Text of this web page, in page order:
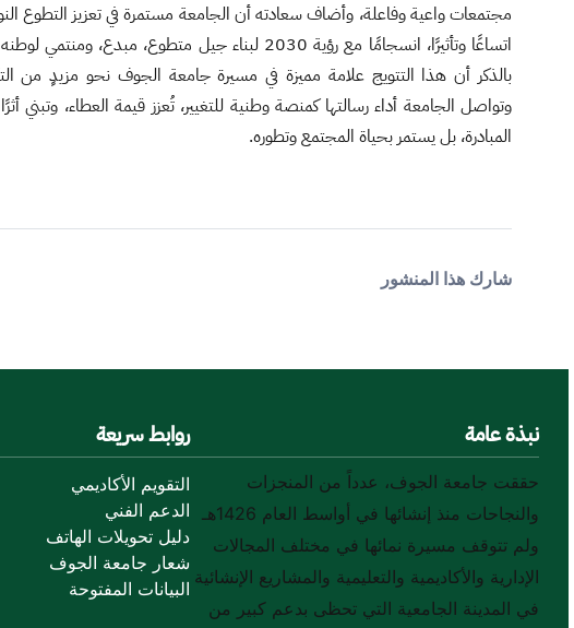
مجتمعات واعية وفاعلة، وأضاف سعادته أن الجامعة مستمرة في تعزيز التطوع
اتساعًا وتأثيرًا، انسجامًا مع رؤية 2030 لبناء جيل متطوع،
بالذكر أن هذا التتويج علامة مميزة في مسيرة جامعة الجوف نحو مزيدٍ من
وتواصل الجامعة أداء رسالتها كمنصة وطنية للتغيير، تُعزز قيمة العطاء، وتبني
المبادرة، بل يستمر بحياة المجتمع وتطوره.
شارك هذا المنشور
نبذة عامة
حققت جامعة الجوف، عدداً من المنجزات
والنجاحات منذ إنشائها في أواسط العام 1426هـ
ولم تتوقف مسيرة نمائها في مختلف المجالات
الإدارية والأكاديمية والتعليمية والمشاريع الإنشائية
في المدينة الجامعية التي تحظى بدعم كبير من
روابط سريعة
التقويم الأكاديمي
الدعم الفني
دليل تحويلات الهاتف
شعار جامعة الجوف
البيانات المفتوحة